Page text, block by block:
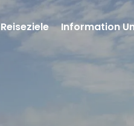
Reiseziele Information